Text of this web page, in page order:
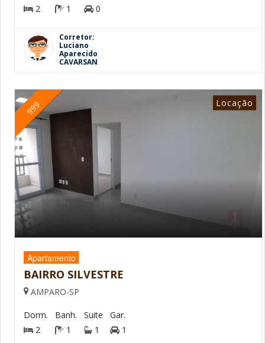
2
1
0
Corretor:
Luciano
Aparecido
CAVARSAN
999 Locação
Apartamento
BAIRRO SILVESTRE
AMPARO-SP
Dorm.
2
Banh.
1
Suite
1
Gar.
1